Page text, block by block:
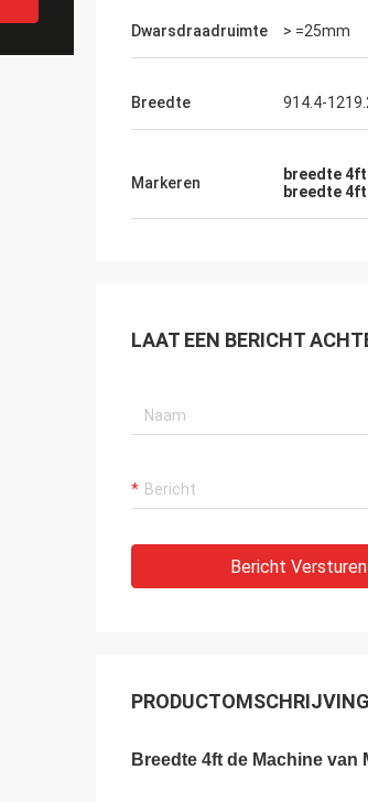
Dwarsdraadruimte > =25mm
Breedte 914.4-
Markeren breedte
breedte
LAAT EEN BERICHT
Bericht Versturen
PRODUCTOMSCHRIJVING
Breedte 4ft de Machine